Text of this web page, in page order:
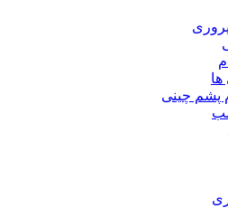
پشم چینی